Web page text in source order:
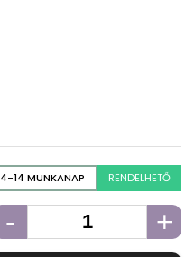
4-14 MUNKANAP RENDELHETŐ
- +